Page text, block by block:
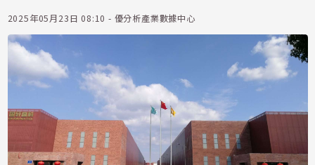
2025年05月23日 08:10 - 優分析產業數據中心